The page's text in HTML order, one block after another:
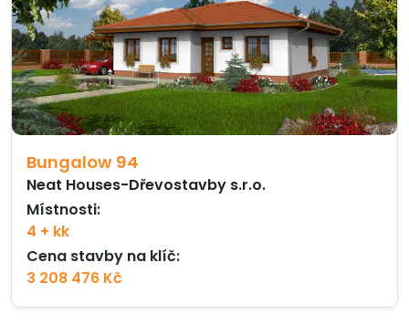
Bungalow 94
Neat Houses-Dřevostavby s.r.o.
Místnosti:
4 + kk
Cena stavby na klíč:
3 208 476 Kč